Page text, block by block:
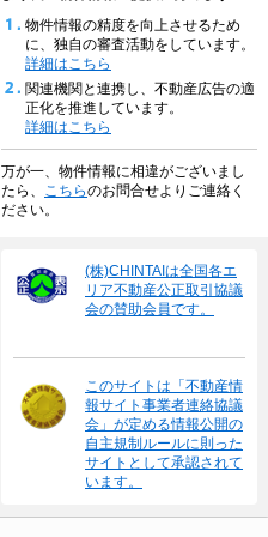
物件情報の精度を向上させるため
に、独自の審査活動をしています。
詳細はこちら
関連機関と連携し、不動産広告の適
正化を推進しています。
詳細はこちら
万が一、物件情報に相違がございまし
たら、 こちらのお問合せよりご連絡く
ださい。
(株)CHINTAIは全国各エ
リア不動産公正取引協議
会の賛助会員です。
このサイトは「不動産情
報サイト事業者連絡協議
会」が定める情報公開の
自主規制ルールに則った
サイトとして承認されて
います。